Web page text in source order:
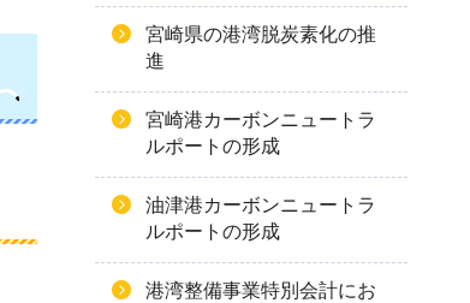
宮崎県の港湾脱炭素化の推
進
宮崎港カーボンニュートラ
ルポートの形成
油津港カーボンニュートラ
ルポートの形成
港湾整備事業特別会計にお